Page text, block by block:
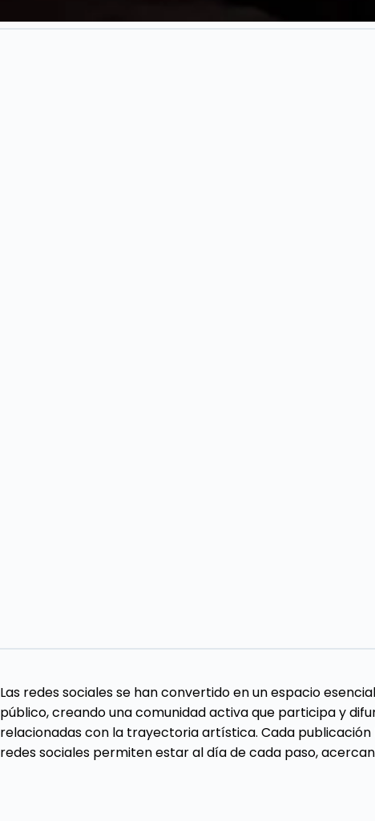
Las redes sociales se han convertido en un espacio
público, creando una comunidad activa que participa y
relacionadas con la trayectoria artística. Cada
redes sociales permiten estar al día de cada paso,